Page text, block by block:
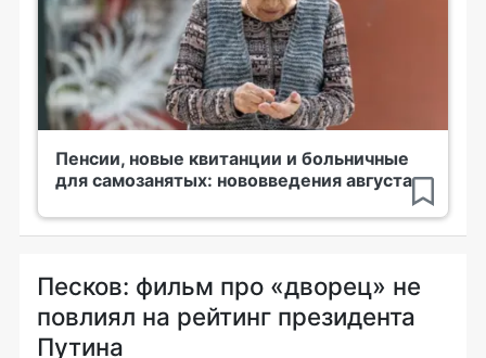
Пенсии, новые квитанции и больничные
для самозанятых: нововведения августа
Песков: фильм про «дворец» не
повлиял на рейтинг президента
Путина